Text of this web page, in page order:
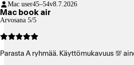
Mac user45–54v8.7.2026
Mac book air
Arvosana 5/5
Parasta A ryhmää. Käyttömukavuus 💯